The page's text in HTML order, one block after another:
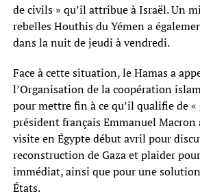
de civils » qu’il attribue à Israël. Un
rebelles Houthis du Yémen a
dans la nuit de jeudi à vendredi.
Face à cette situation, le Hamas a
l’Organisation de la coopération
pour mettre fin à ce qu’il qualifie de «
président français Emmanuel Macron
visite en Égypte début avril pour
reconstruction de Gaza et plaider
immédiat, ainsi que pour une
États.